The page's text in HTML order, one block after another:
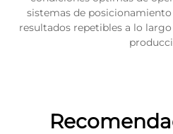
sistemas de
resultados repetibles a lo